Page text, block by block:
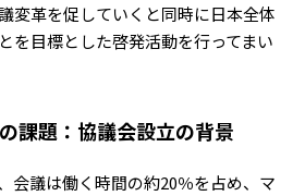
変革を促していくと同時に日本全体
を目標とした啓発活動を行ってまい
課題：協議会設立の背景
会議は働く時間の約20％を占め、マ